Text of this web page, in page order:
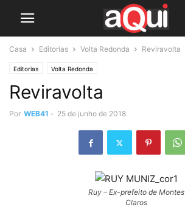
Casa Editorias Volta Redonda Reviravolta
Editorias Volta Redonda
Reviravolta
Por WEB41 - 25 de junho de 2018
Ruy – Ex-prefeito de Montes
Claros